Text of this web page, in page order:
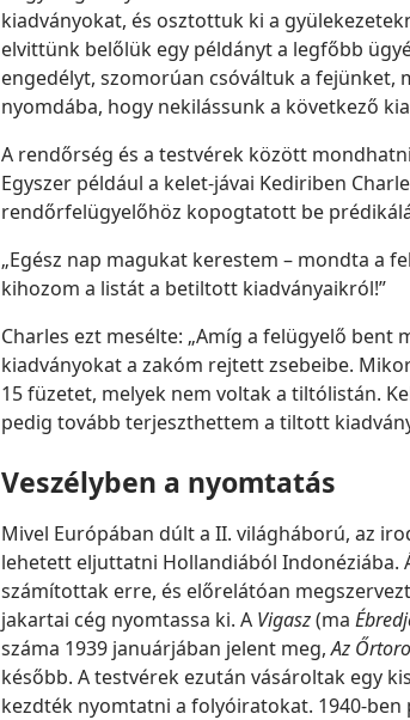
kiadványokat, és osztottuk ki a
elvittünk belőlük egy példányt a legfőbb
engedélyt, szomorúan csóváltuk a fejünket,
nyomdába, hogy nekilássunk a következő
A rendőrség és a testvérek között
Egyszer például a kelet-jávai Kediriben
rendőrfelügyelőhöz kopogtatott be
„Egész nap magukat kerestem – mondta a
kihozom a listát a betiltott kiadványaikról!”
Charles ezt mesélte: „Amíg a felügyelő
kiadványokat a zakóm rejtett zsebeibe.
15 füzetet, melyek nem voltak a tiltólistán.
pedig tovább terjeszthettem a tiltott
Veszélyben a nyomtatás
Mivel Európában dúlt a II. világháború, az
lehetett eljuttatni Hollandiából Indonéziába.
számítottak erre, és előrelátóan
jakartai cég nyomtassa ki. A Vigasz(ma
száma 1939 januárjában jelent meg,Az
később. A testvérek ezután vásároltak egy
kezdték nyomtatni a folyóiratokat. 1940-ben